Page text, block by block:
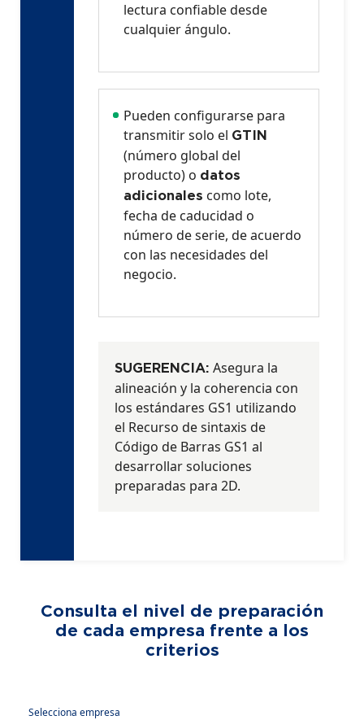
lectura confiable desde
cualquier ángulo.
Pueden configurarse para
transmitir solo el GTIN
(número global del
producto) o datos
adicionales como lote,
fecha de caducidad o
número de serie, de acuerdo
con las necesidades del
negocio.
SUGERENCIA: Asegura la
alineación y la coherencia con
los estándares GS1 utilizando
el Recurso de sintaxis de
Código de Barras GS1 al
desarrollar soluciones
preparadas para 2D.
Consulta el nivel de preparación
de cada empresa frente a los
criterios
Selecciona empresa